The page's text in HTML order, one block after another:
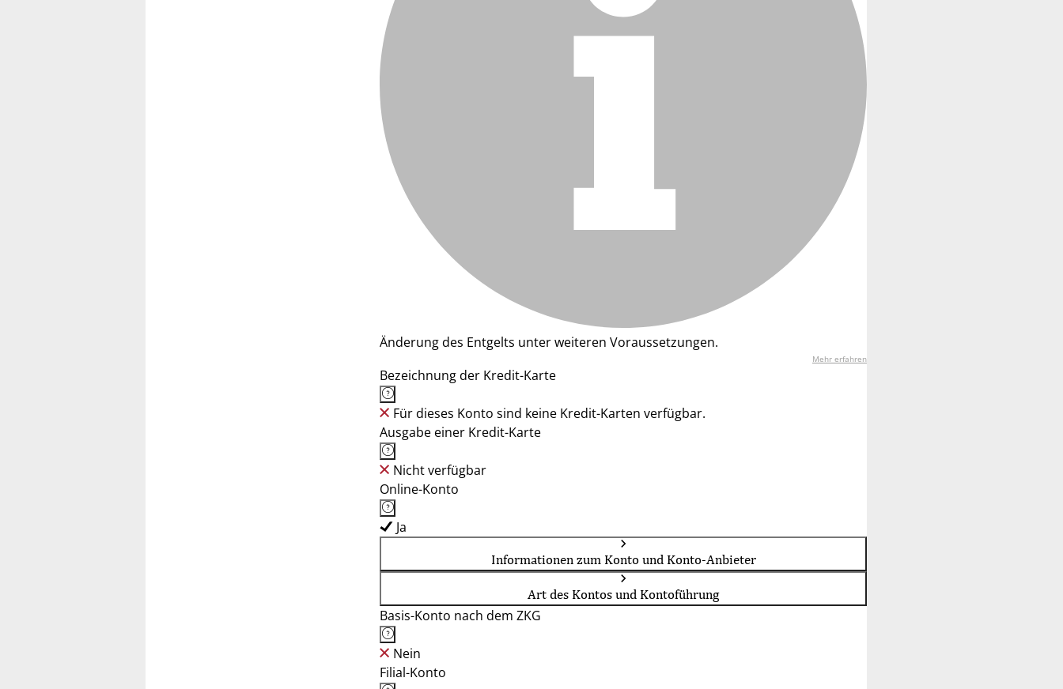
Änderung des Entgelts unter weiteren Voraussetzungen.
Mehr erfahren
Bezeichnung der Kredit-Karte
Für dieses Konto sind keine Kredit-Karten verfügbar.
Ausgabe einer Kredit-Karte
Nicht verfügbar
Online-Konto
Ja
Informationen zum Konto und Konto-Anbieter
Art des Kontos und Kontoführung
Basis-Konto nach dem ZKG
Nein
Filial-Konto